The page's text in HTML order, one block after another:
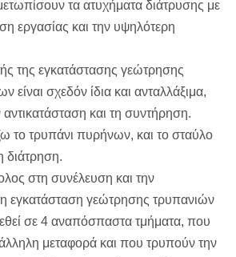
τα ατυχήματα διάτρυσης με
εργασίας και την υψηλότερη
της εγκατάστασης γεώτρησης
είναι σχεδόν ίδια και ανταλλάξιμα,
αντικατάσταση και τη συντήρηση.
το τρυπάνι πυρήνων, και το σταύλο
διάτρηση.
στη συνέλευση και την
εγκατάσταση γεώτρησης τρυπανιών
σε 4 αναπόσπαστα τμήματα, που
μεταφορά και που τρυπούν την